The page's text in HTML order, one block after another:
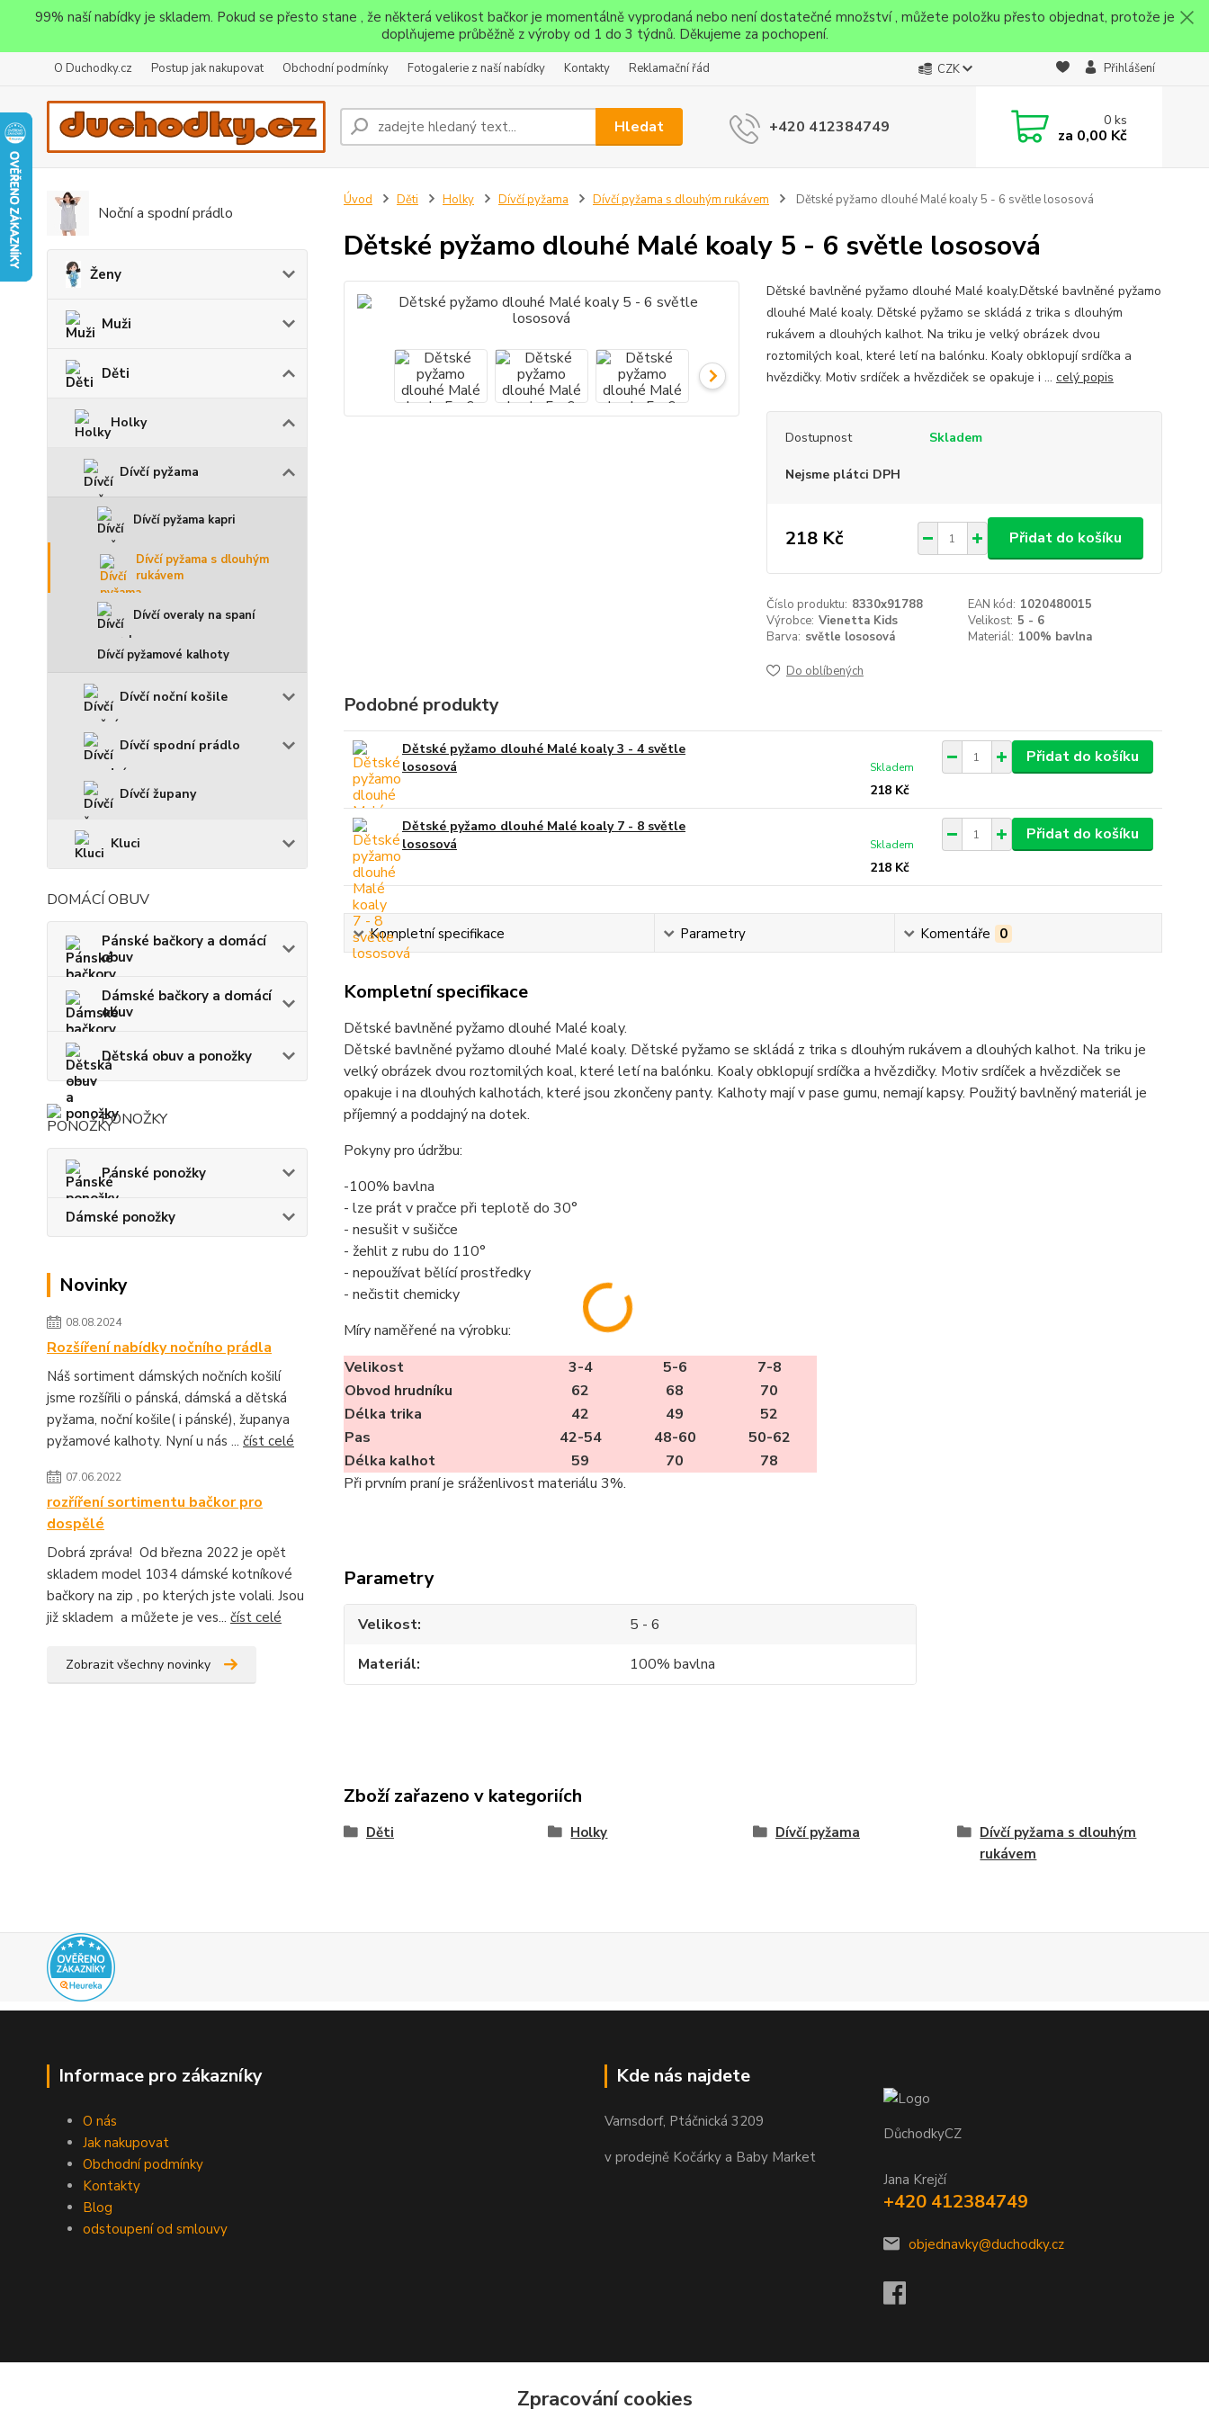
99% naší nabídky je skladem. Pokud se přesto stane , že některá velikost bačkor je momentálně vyprodaná nebo není dostatečné množství , můžete položku přesto objednat, protože je
doplňujeme průběžně z výroby od 1 do 3 týdnů. Děkujeme za pochopení.
O Duchodky.cz Postup jak nakupovat Obchodní podmínky Fotogalerie z naší nabídky Kontakty Reklamační řád CZK Přihlášení
Hledat +420 412384749 0ks
za 0,00 Kč
Noční a spodní prádlo
Ženy
Muži
Děti
Holky
Dívčí pyžama
Dívčí pyžama kapri
Dívčí pyžama s dlouhým
rukávem
Dívčí overaly na spaní
Dívčí pyžamové kalhoty
Dívčí noční košile
Dívčí spodní prádlo
Dívčí župany
Kluci
DOMÁCÍ OBUV
Pánské bačkory a domácí
obuv
Dámské bačkory a domácí
obuv
Dětská obuv a ponožky
PONOŽKY
Pánské ponožky
Dámské ponožky
Novinky
08.08.2024
Rozšíření nabídky nočního prádla
Náš sortiment dámských nočních košilí
jsme rozšířili o pánská, dámská a dětská
pyžama, noční košile( i pánské), županya
pyžamové kalhoty. Nyní u nás ... číst celé
07.06.2022
rozříření sortimentu bačkor pro
dospělé
Dobrá zpráva! Od března 2022 je opět
skladem model 1034 dámské kotníkové
bačkory na zip , po kterých jste volali. Jsou
již skladem a můžete je ves... číst celé
Zobrazit všechny novinky
Úvod Děti Holky Dívčí pyžama Dívčí pyžama s dlouhým rukávem Dětské pyžamo dlouhé Malé koaly 5 - 6 světle lososová
Dětské pyžamo dlouhé Malé koaly 5 - 6 světle lososová
Dětské bavlněné pyžamo dlouhé Malé koaly.Dětské bavlněné pyžamo
dlouhé Malé koaly. Dětské pyžamo se skládá z trika s dlouhým
rukávem a dlouhých kalhot. Na triku je velký obrázek dvou
roztomilých koal, které letí na balónku. Koaly obklopují srdíčka a
hvězdičky. Motiv srdíček a hvězdiček se opakuje i ... celý popis
Dostupnost Skladem
Nejsme plátci DPH
218 Kč Přidat do košíku
Číslo produktu: 8330x91788 EAN kód: 1020480015
Výrobce: Vienetta Kids Velikost: 5 - 6
Barva: světle lososová Materiál: 100% bavlna
Do oblíbených
Podobné produkty
Dětské pyžamo dlouhé Malé koaly 3 - 4 světle
lososová
218 Kč
Skladem
Přidat do košíku
Dětské pyžamo dlouhé Malé koaly 7 - 8 světle
lososová
218 Kč
Skladem
Přidat do košíku
Kompletní specifikace Parametry Komentáře 0
Kompletní specifikace
Dětské bavlněné pyžamo dlouhé Malé koaly.
Dětské bavlněné pyžamo dlouhé Malé koaly. Dětské pyžamo se skládá z trika s dlouhým rukávem a dlouhých kalhot. Na triku je
velký obrázek dvou roztomilých koal, které letí na balónku. Koaly obklopují srdíčka a hvězdičky. Motiv srdíček a hvězdiček se
opakuje i na dlouhých kalhotách, které jsou zkončeny panty. Kalhoty mají v pase gumu, nemají kapsy. Použitý bavlněný materiál je
příjemný a poddajný na dotek.
Pokyny pro údržbu:
-100% bavlna
- lze prát v pračce při teplotě do 30°
- nesušit v sušičce
- žehlit z rubu do 110°
- nepoužívat bělící prostředky
- nečistit chemicky
Míry naměřené na výrobku:
Velikost
3-4 5-6
7-8
Obvod hrudníku
62 68
70
Délka trika
42 49
52
Pas
42-54 48-60
50-62
Délka kalhot
59 70
78
Při prvním praní je sráženlivost materiálu 3%.
Parametry
Velikost
5 - 6
Materiál
100% bavlna
Zboží zařazeno v kategoriích
Děti Holky Dívčí pyžama
Dívčí pyžama s dlouhým
rukávem
Informace pro zákazníky
O nás
Jak nakupovat
Obchodní podmínky
Kontakty
Blog
odstoupení od smlouvy
Kde nás najdete
Varnsdorf, Ptáčnická 3209
v prodejně Kočárky a Baby Market
DůchodkyCZ
Jana Krejčí
+420 412384749
objednavky@duchodky.cz
Zpracování cookies